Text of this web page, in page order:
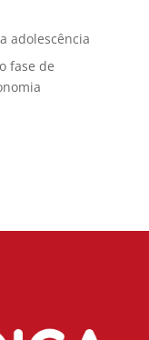
adolescência
fase de